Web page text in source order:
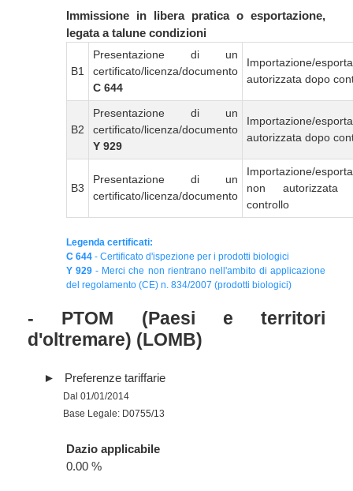
Immissione in libera pratica o esportazione,
legata a talune condizioni
B1
Presentazione di un
certificato/licenza/documento
C 644
Importazione/
autorizzata dopo
B2
Presentazione di un
certificato/licenza/documento
Y 929
Importazione/
autorizzata dopo
B3
Presentazione di un
certificato/licenza/documento
Importazione/
non autorizzata
controllo
Legenda certificati:
C 644 - Certificato d'ispezione per i prodotti biologici
Y 929 - Merci che non rientrano nell'ambito di applicazione
del regolamento (CE) n. 834/2007 (prodotti biologici)
- PTOM (Paesi e territori
d'oltremare) (LOMB)
Preferenze tariffarie
Dal 01/01/2014
Base Legale: D0755/13
Dazio applicabile
0.00 %